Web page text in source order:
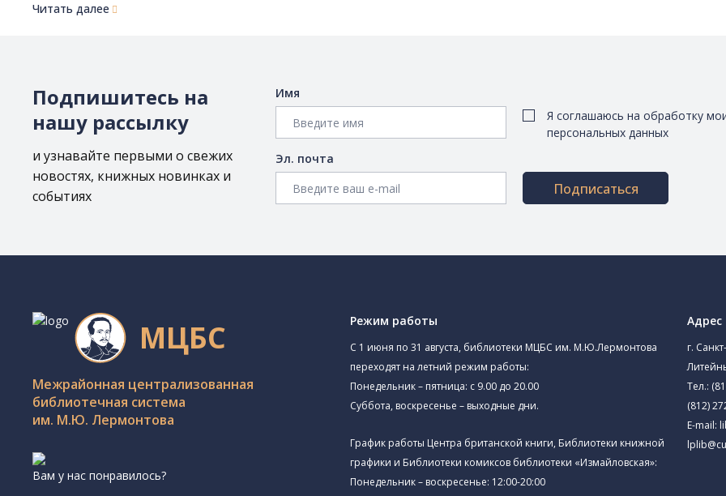
Читать далее
Подпишитесь на
нашу рассылку
и узнавайте первыми о свежих
новостях, книжных новинках и
событиях
Имя
Эл. почта
Я соглашаюсь на обработку
персональных данных
Подписаться
МЦБС
Межрайонная централизованная
библиотечная система
им. М.Ю. Лермонтова
Вам у нас понравилось?
Режим работы
C 1 июня по 31 августа, библиотеки МЦБС им. М.Ю.Лермонтова
переходят на летний режим работы:
Понедельник – пятница: с 9.00 до 20.00
Суббота, воскресенье – выходные дни.
График работы Центра британской книги, Библиотеки книжной
графики и Библиотеки комиксов библиотеки «Измайловская»:
Понедельник – воскресенье: 12:00-20:00
Адрес
г.
Тел.:
(812)
E-mail: